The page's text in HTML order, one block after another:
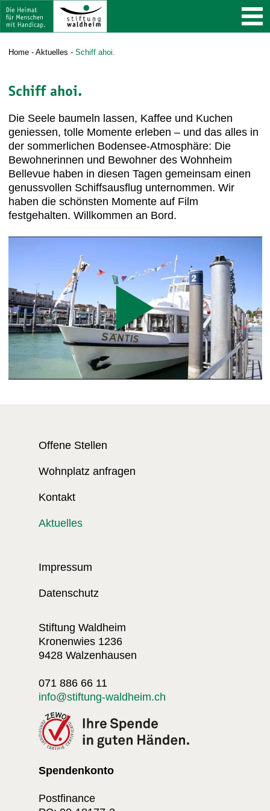
Home- Aktuelles - Schiff ahoi.
Schiff ahoi.
Die Seele baumeln lassen, Kaffee und Kuchen
geniessen, tolle Momente erleben – und das alles in
der sommerlichen Bodensee-Atmosphäre: Die
Bewohnerinnen und Bewohner des Wohnheim
Bellevue haben in diesen Tagen gemeinsam einen
genussvollen Schiffsausflug unternommen. Wir
haben die schönsten Momente auf Film
festgehalten. Willkommen an Bord.
Play
Offene Stellen
Wohnplatz anfragen
Kontakt
Aktuelles
Impressum
Datenschutz
Stiftung Waldheim
Kronenwies 1236
9428 Walzenhausen
071 886 66 11
info@stiftung-waldheim.ch
Spendenkonto
Postfinance